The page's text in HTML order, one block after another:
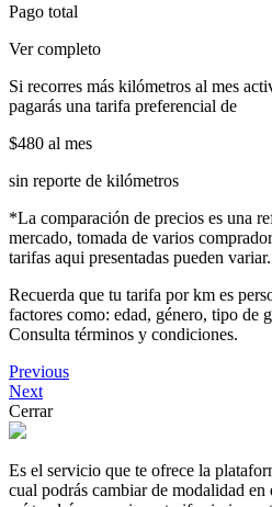
Pago total
Ver completo
Si recorres más kilómetros al mes
pagarás una tarifa preferencial de
$480 al mes
sin reporte de kilómetros
*La comparación de precios es una
mercado, tomada de varios
tarifas aqui presentadas pueden variar.
Recuerda que tu tarifa por km es
factores como: edad, género, tipo de
Consulta términos y condiciones.
Previous
Next
Cerrar
Es el servicio que te ofrece la
cual podrás cambiar de modalidad